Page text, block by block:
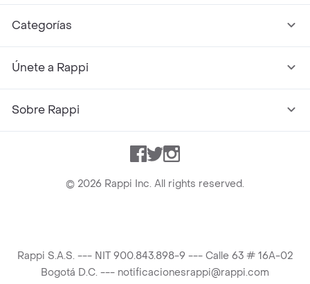
Categorías
Únete a Rappi
Sobre Rappi
Facebook
TwitterInstagram
© 2026 Rappi Inc. All rights reserved.
Rappi S.A.S. --- NIT 900.843.898-9 --- Calle 63 # 16A-02
Bogotá D.C. --- notificacionesrappi@rappi.com